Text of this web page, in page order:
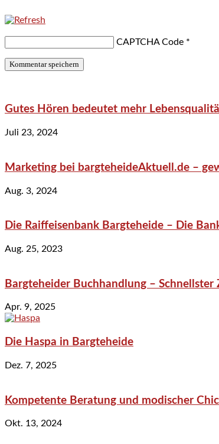
CAPTCHA Code *
Gutes Hören bedeutet mehr
Juli 23, 2024
Marketing bei bargteheideAktuell.de –
Aug. 3, 2024
Die Raiffeisenbank Bargteheide – Die
Aug. 25, 2023
Bargteheider Buchhandlung –
Apr. 9, 2025
Die Haspa in Bargteheide
Dez. 7, 2025
Kompetente Beratung und modischer
Okt. 13, 2024